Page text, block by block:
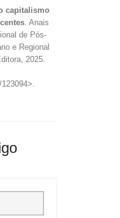
capitalismo
. Anais
de Pós-
e Regional
2025.